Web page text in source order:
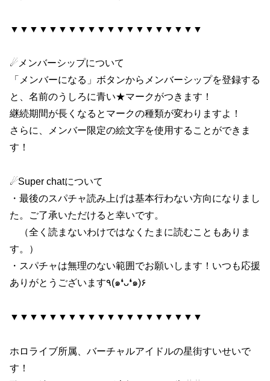
▼▼▼▼▼▼▼▼▼▼▼▼▼▼▼▼▼▼▼▼
☄メンバーシップについて
「メンバーになる」ボタンからメンバーシップを登録する
と、名前のうしろに青い★マークがつきます！
継続期間が長くなるとマークの種類が変わりますよ！
さらに、メンバー限定の絵文字を使用することができま
す！
☄Super chatについて
・最後のスパチャ読み上げは基本行わない方向になりまし
た。ご了承いただけると幸いです。
（全く読まないわけではなくたまに読むこともありま
す。）
・スパチャは無理のない範囲でお願いします！いつも応援
ありがとうございます٩(๑❛ᴗ❛๑)۶
▼▼▼▼▼▼▼▼▼▼▼▼▼▼▼▼▼▼▼▼
ホロライブ所属、バーチャルアイドルの星街すいせいで
す！